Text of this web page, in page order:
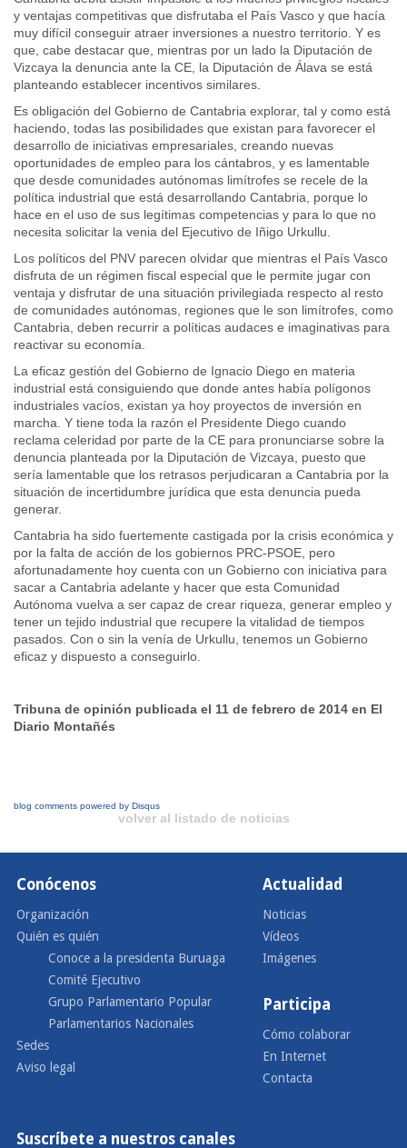
y ventajas competitivas que disfrutaba el País Vasco y que hacía
muy difícil conseguir atraer inversiones a nuestro territorio. Y es
que, cabe destacar que, mientras por un lado la Diputación de
Vizcaya la denuncia ante la CE, la Diputación de Álava se está
planteando establecer incentivos similares.
Es obligación del Gobierno de Cantabria explorar, tal y como está
haciendo, todas las posibilidades que existan para favorecer el
desarrollo de iniciativas empresariales, creando nuevas
oportunidades de empleo para los cántabros, y es lamentable
que desde comunidades autónomas limítrofes se recele de la
política industrial que está desarrollando Cantabria, porque lo
hace en el uso de sus legítimas competencias y para lo que no
necesita solicitar la venia del Ejecutivo de Iñigo Urkullu.
Los políticos del PNV parecen olvidar que mientras el País Vasco
disfruta de un régimen fiscal especial que le permite jugar con
ventaja y disfrutar de una situación privilegiada respecto al resto
de comunidades autónomas, regiones que le son limítrofes, como
Cantabria, deben recurrir a políticas audaces e imaginativas para
reactivar su economía.
La eficaz gestión del Gobierno de Ignacio Diego en materia
industrial está consiguiendo que donde antes había polígonos
industriales vacíos, existan ya hoy proyectos de inversión en
marcha. Y tiene toda la razón el Presidente Diego cuando
reclama celeridad por parte de la CE para pronunciarse sobre la
denuncia planteada por la Diputación de Vizcaya, puesto que
sería lamentable que los retrasos perjudicaran a Cantabria por la
situación de incertidumbre jurídica que esta denuncia pueda
generar.
Cantabria ha sido fuertemente castigada por la crisis económica y
por la falta de acción de los gobiernos PRC-PSOE, pero
afortunadamente hoy cuenta con un Gobierno con iniciativa para
sacar a Cantabria adelante y hacer que esta Comunidad
Autónoma vuelva a ser capaz de crear riqueza, generar empleo y
tener un tejido industrial que recupere la vitalidad de tiempos
pasados. Con o sin la venía de Urkullu, tenemos un Gobierno
eficaz y dispuesto a conseguirlo.
Tribuna de opinión publicada el 11 de febrero de 2014 en El
Diario Montañés
blog comments powered by Disqus
volver al listado de noticias
Conócenos
Organización
Quién es quién
Conoce a la presidenta Buruaga
Comité Ejecutivo
Grupo Parlamentario Popular
Parlamentarios Nacionales
Sedes
Aviso legal
Actualidad
Noticias
Vídeos
Imágenes
Participa
Cómo colaborar
En Internet
Contacta
Suscríbete a nuestros canales